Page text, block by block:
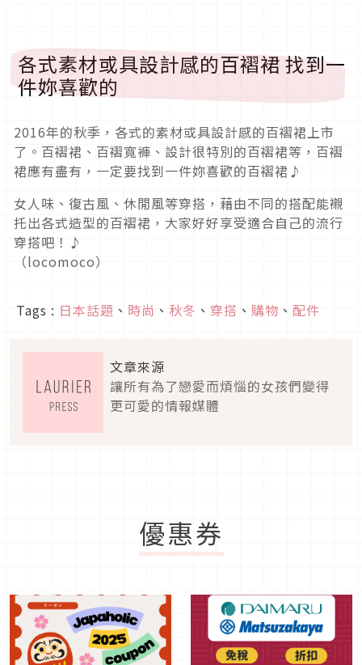
各式素材或具設計感的百褶裙 找到一
件妳喜歡的
2016年的秋季，各式的素材或具設計感的百褶裙上市
了。百褶裙、百褶寬褲、設計很特別的百褶裙等，百褶
裙應有盡有，一定要找到一件妳喜歡的百褶裙♪
女人味、復古風、休閒風等穿搭，藉由不同的搭配能襯
托出各式造型的百褶裙，大家好好享受適合自己的流行
穿搭吧！♪
（locomoco）
Tags : 日本話題 、 時尚 、 秋冬 、 穿搭 、 購物 、 配件
文章來源
讓所有為了戀愛而煩惱的女孩們變得
更可愛的情報媒體
優惠券